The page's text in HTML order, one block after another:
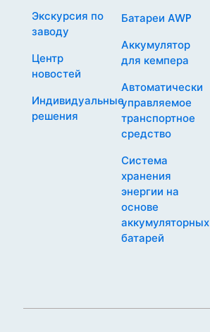
Экскурсия по
заводу
Центр
новостей
Индивидуальные
решения
Батареи AWP
Аккумулятор
для кемпера
Автоматически
управляемое
транспортное
средство
Система
хранения
энергии на
основе
аккумуляторных
батарей